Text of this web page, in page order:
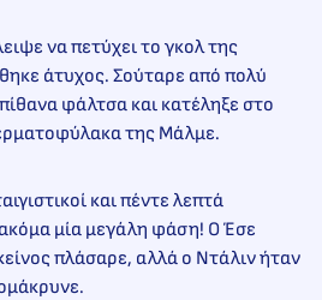
να πετύχει το γκολ της
άτυχος. Σούταρε από πολύ
φάλτσα και κατέληξε στο
της Μάλμε.
και πέντε λεπτά
μία μεγάλη φάση! Ο Έσε
πλάσαρε, αλλά ο Ντάλιν ήταν